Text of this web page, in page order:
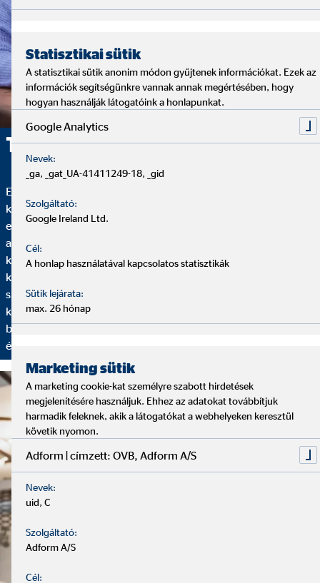
Tanácsadás – rendszerrel
Elemzés, tanácsadás és folyamatos iránymutatás – ezek
kínálatunk alapelemei. Az elemző interjúval kezdjük, amelyben
elegendő időt szánok arra, hogy megismerjem Önt. Milyen is
az Ön pénzügyi helyzete? Vannak tervei a jövőre nézve? Milyen
kívánságai és céljai vannak? Ennek alapján a tanácsadás
következik, amelyben bemutatom az Ön egyéni igényeire
szabott pénzügyi megoldást. Ezt követően rendszeresen
kapcsolatba lépünk Önnel iránymutató beszélgetések keretén
belül, hogy mindig hozzáigazíthassa pénzügyi terveit jelenlegi
életkörülményéhez.
Statisztikai sütik
A statisztikai sütik anonim módon gyűjtenek információkat. Ezek az
információk segítségünkre vannak annak megértésében, hogy
hogyan használják látogatóink a honlapunkat.
Google Analytics
Nevek:
_ga, _gat_UA-41411249-18, _gid
Szolgáltató:
Google Ireland Ltd.
Cél:
A honlap használatával kapcsolatos statisztikák
Sütik lejárata:
max. 26 hónap
Marketing sütik
A marketing cookie-kat személyre szabott hirdetések
megjelenítésére használjuk. Ehhez az adatokat továbbítjuk
harmadik feleknek, akik a látogatókat a webhelyeken keresztül
követik nyomon.
Adform | címzett: OVB, Adform A/S
Nevek:
uid, C
Szolgáltató:
Adform A/S
Cél: